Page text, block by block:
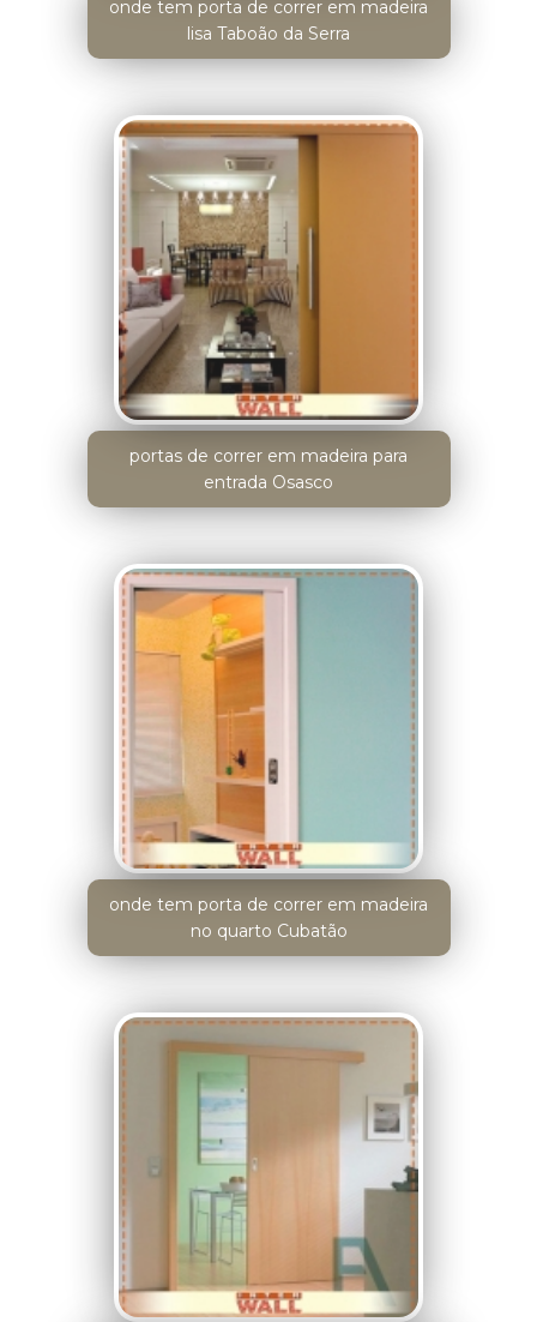
onde tem porta de correr em madeira
lisa Taboão da Serra
portas de correr em madeira para
entrada Osasco
onde tem porta de correr em madeira
no quarto Cubatão